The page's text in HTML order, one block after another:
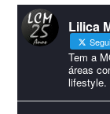
#lcmassessoria
#HappyNewYear
Foto
Visualizar no
Lilica
Tem a
áreas
lifestyle.